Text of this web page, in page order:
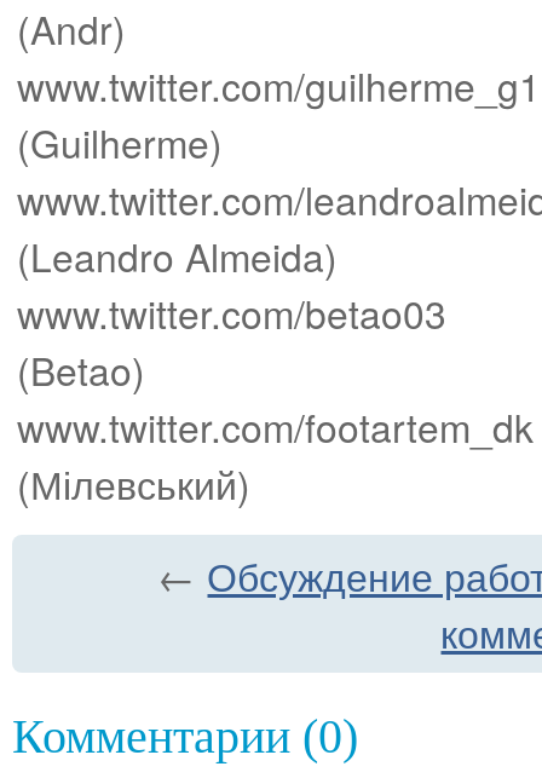
(Andr)
www.twitter.com/
(Guilherme)
www.twitter.com/
(Leandro Almeida)
www.twitter.com/betao03
(Betao)
www.twitter.com/footartem_dk
(Мілевський)
← Обсуждение
Комментарии (0)